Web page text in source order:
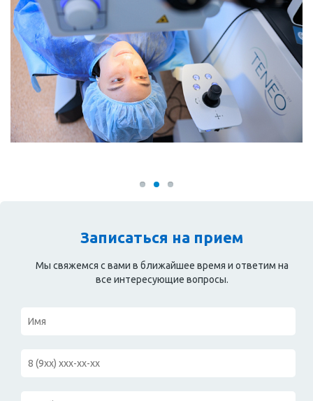
Записаться на прием
Мы свяжемся с вами в ближайшее время и ответим на
все интересующие вопросы.